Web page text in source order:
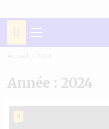
Menu
principal
Année : 2024
9